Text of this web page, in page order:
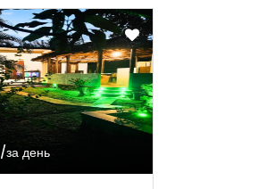
/за день